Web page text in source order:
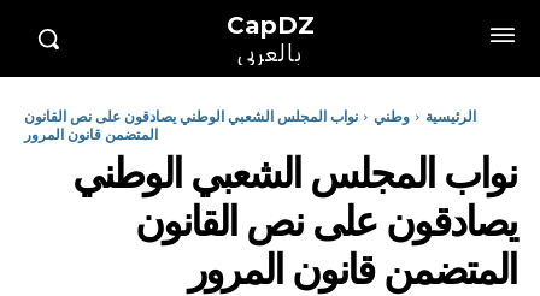
CapDZ
بالعربي
الرئيسية وطني
نواب المجلس الشعبي الوطني يصادقون على نص القانون
المتضمن قانون المرور
نواب المجلس الشعبي الوطني
يصادقون على نص القانون
المتضمن قانون المرور